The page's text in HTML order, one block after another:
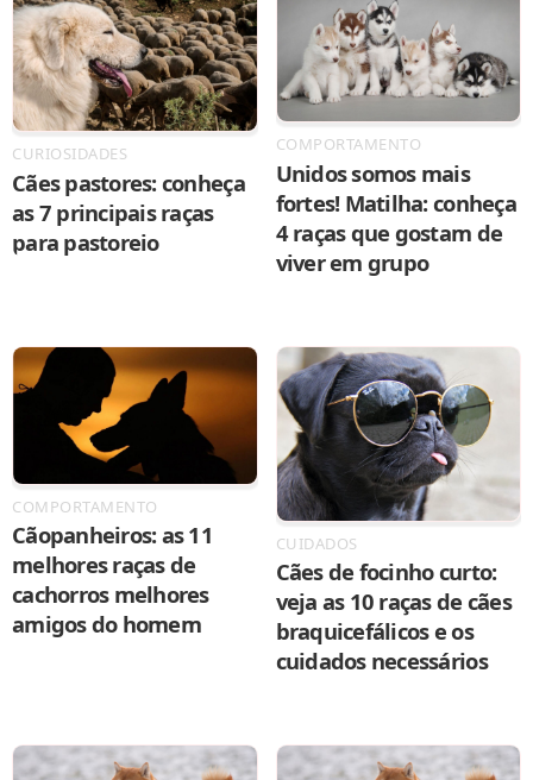
CURIOSIDADES
Cães pastores: conheça
as 7 principais raças
para pastoreio
COMPORTAMENTO
Unidos somos mais
fortes! Matilha: conheça
4 raças que gostam de
viver em grupo
COMPORTAMENTO
Cãopanheiros: as 11
melhores raças de
cachorros melhores
amigos do homem
CUIDADOS
Cães de focinho curto:
veja as 10 raças de cães
braquicefálicos e os
cuidados necessários